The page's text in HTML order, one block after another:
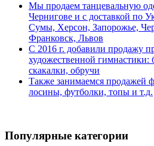
Мы продаем танцевальную
Чернигове и с доставкой по
Сумы, Херсон, Запорожье,
Франковск, Львов
С 2016 г. добавили продажу
художественной гимнастики:
скакалки, обручи
Также занимаемся продажей
лосины, футболки, топы и т.д.
Популярные категории